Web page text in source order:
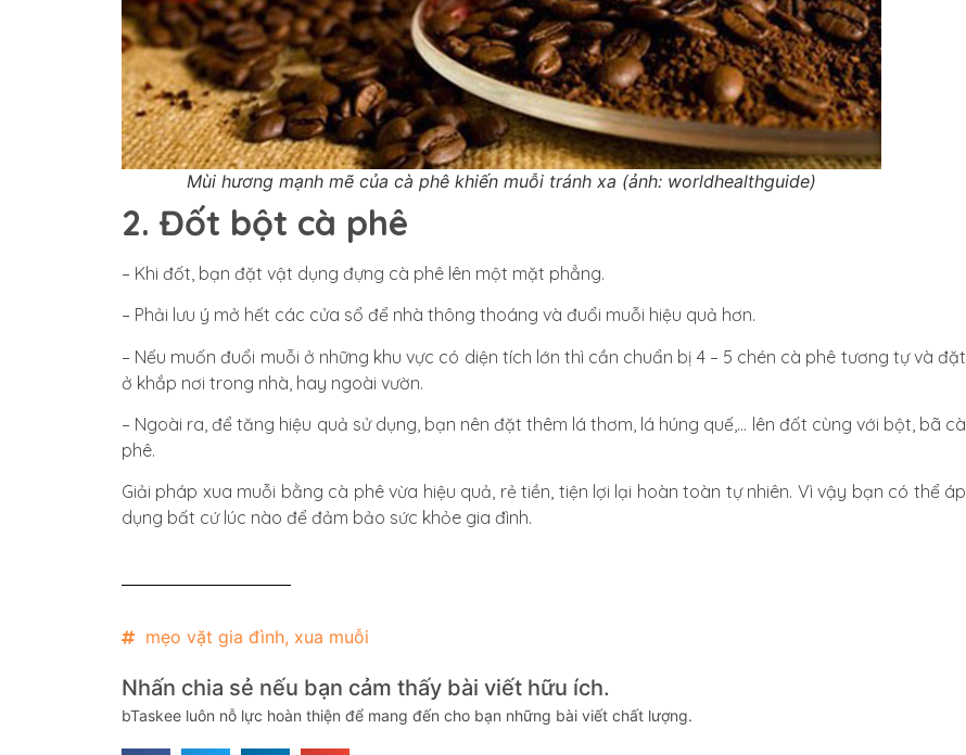
Mùi hương mạnh mẽ của cà phê khiến muỗi tránh xa (ảnh: worldhealthguide)
2. Đốt bột cà phê
– Khi đốt, bạn đặt vật dụng đựng cà phê lên một mặt phẳng.
– Phải lưu ý mở hết các cửa sổ để nhà thông thoáng và đuổi muỗi hiệu quả hơn.
– Nếu muốn đuổi muỗi ở những khu vực có diện tích lớn thì cần chuẩn bị 4 – 5 chén cà phê tương tự và đặt
ở khắp nơi trong nhà, hay ngoài vườn.
– Ngoài ra, để tăng hiệu quả sử dụng, bạn nên đặt thêm lá thơm, lá húng quế,… lên đốt cùng với bột, bã cà
phê.
Giải pháp xua muỗi bằng cà phê vừa hiệu quả, rẻ tiền, tiện lợi lại hoàn toàn tự nhiên. Vì vậy bạn có thể áp
dụng bất cứ lúc nào để đảm bảo sức khỏe gia đình.
mẹo vặt gia đình, xua muỗi
Nhấn chia sẻ nếu bạn cảm thấy bài viết hữu ích.
bTaskee luôn nỗ lực hoàn thiện để mang đến cho bạn những bài viết chất lượng.